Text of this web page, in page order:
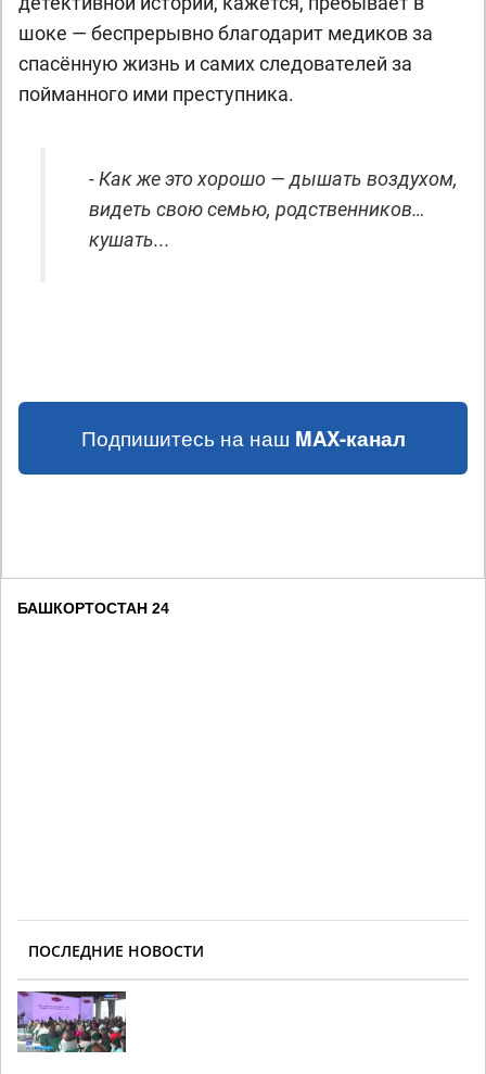
шоке — беспрерывно благодарит медиков за
спасённую жизнь и самих следователей за
пойманного ими преступника.
- Как же это хорошо — дышать воздухом,
видеть свою семью, родственников…
кушать...
Подпишитесь на наш MAX-канал
БАШКОРТОСТАН 24
ПОСЛЕДНИЕ НОВОСТИ